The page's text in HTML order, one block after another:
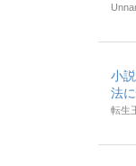
小
法
転生